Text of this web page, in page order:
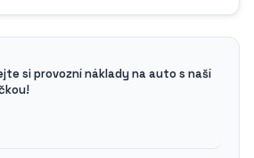
si provozní náklady na auto s naší